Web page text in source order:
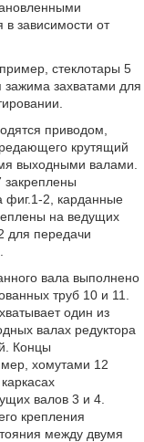
зависимости от
стеклотары 5
зажима захватами для
приводом,
крутящий
выходными валами.
закреплены
фиг.1-2, карданные
на ведущих
для передачи
вала выполнено
труб 10 и 11.
один из
валах редуктора
Концы
хомутами 12
валов 3 и 4.
крепления
между двумя